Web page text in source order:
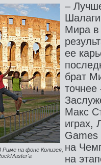
на фоне Колизея,
–
Мира в
ее
брат
точнее
Макс
играх,
на
на